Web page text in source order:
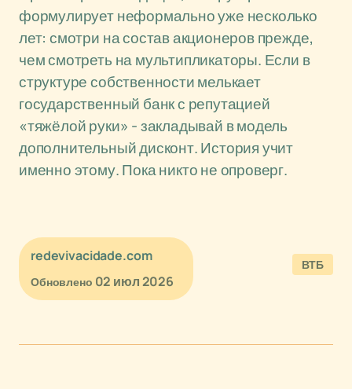
формулирует неформально уже несколько
лет: смотри на состав акционеров прежде,
чем смотреть на мультипликаторы. Если в
структуре собственности мелькает
государственный банк с репутацией
«тяжёлой руки» - закладывай в модель
дополнительный дисконт. История учит
именно этому. Пока никто не опроверг.
redevivacidade.com
Обновлено 02 июл 2026
ВТБ